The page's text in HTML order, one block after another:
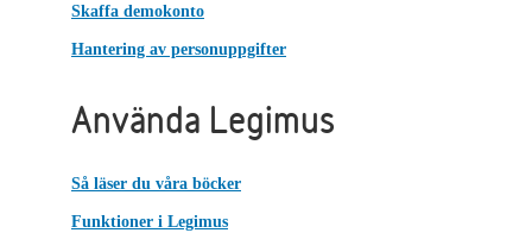
Skaffa demokonto
Hantering av personuppgifter
Använda Legimus
Så läser du våra böcker
Funktioner i Legimus